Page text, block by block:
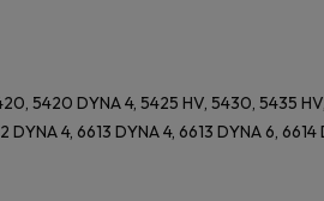
5420 DYNA 4, 5425 HV, 5430, 5435
4, 6613 DYNA 4, 6613 DYNA 6, 6614